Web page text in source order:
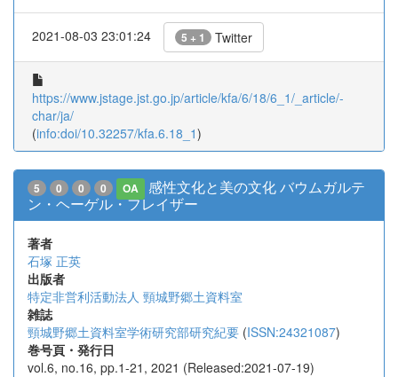
2021-08-03 23:01:24 5 + 1 Twitter
https://www.jstage.jst.go.jp/article/kfa/6/18/6_1/_article/-
char/ja/
(info:doi/10.32257/kfa.6.18_1)
5 0 0 0 OA
感性文化と美の文化 バウムガルテ
ン・ヘーゲル・フレイザー
著者
石塚 正英
出版者
特定非営利活動法人 頸城野郷土資料室
雑誌
頸城野郷土資料室学術研究部研究紀要 (ISSN:24321087)
巻号頁・発行日
vol.6, no.16, pp.1-21, 2021 (Released:2021-07-19)